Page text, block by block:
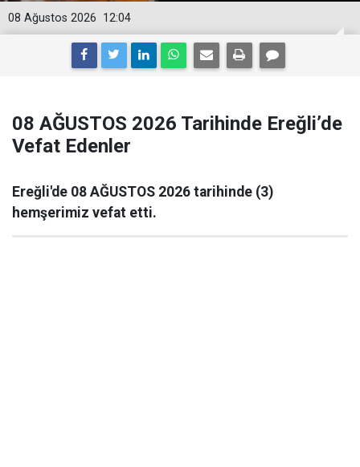
12:04
08 Ağustos 2026
08 AĞUSTOS 2026 Tarihinde Ereğli’de
Vefat Edenler
Ereğli'de 08 AĞUSTOS 2026 tarihinde (3)
hemşerimiz vefat etti.